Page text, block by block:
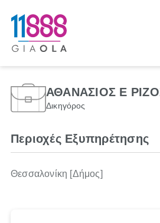
ΑΘΑΝΑΣΙΟΣ Ε
Δικηγόρος
Περιοχές Εξυπηρέτησης
Θεσσαλονίκη [Δήμος]